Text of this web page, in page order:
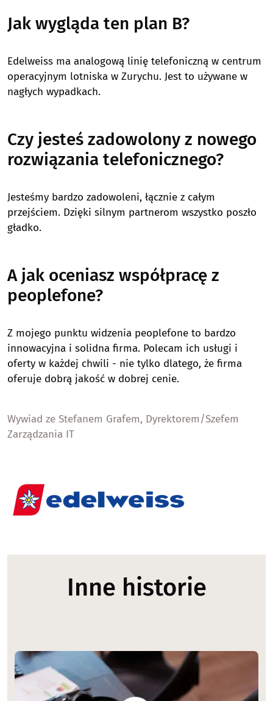
Jak wygląda ten plan B?
Edelweiss ma analogową linię telefoniczną w centrum
operacyjnym lotniska w Zurychu. Jest to używane w
nagłych wypadkach.
Czy jesteś zadowolony z nowego
rozwiązania telefonicznego?
Jesteśmy bardzo zadowoleni, łącznie z całym
przejściem. Dzięki silnym partnerom wszystko poszło
gładko.
A jak oceniasz współpracę z
peoplefone?
Z mojego punktu widzenia peoplefone to bardzo
innowacyjna i solidna firma. Polecam ich usługi i
oferty w każdej chwili - nie tylko dlatego, że firma
oferuje dobrą jakość w dobrej cenie.
Wywiad ze Stefanem Grafem, Dyrektorem/Szefem
Zarządzania IT
Inne historie
Image